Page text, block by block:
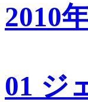
2010
01 ジ